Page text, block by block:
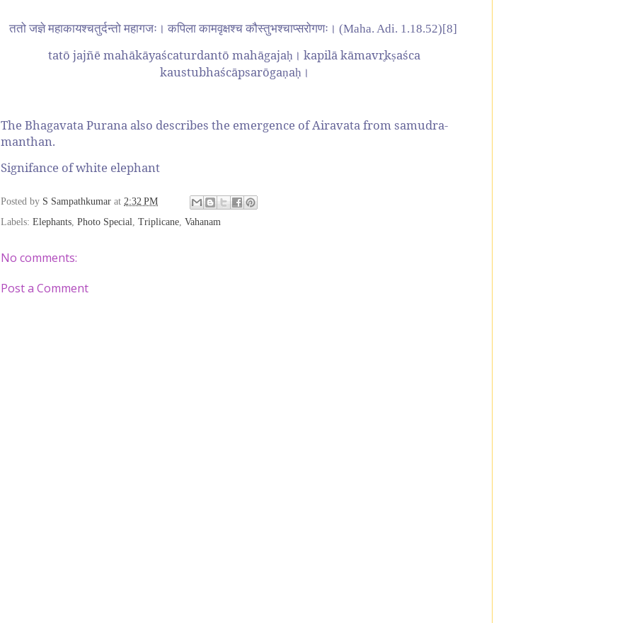
ततो जज्ञे महाकायश्चतुर्दन्तो महागजः। कपिला कामवृक्षश्च कौस्तुभश्चाप्सरोगणः। (Maha. Adi. 1.18.52)[8]
tatō jajñē mahākāyaścaturdantō mahāgajaḥ। kapilā kāmavrkṣaśca
kaustubhaścāpsarōgaṇaḥ।
The Bhagavata Purana also describes the emergence of Airavata from samudra-
manthan.
Signifance of white elephant
Posted by S Sampathkumar at 2:32 PM
Labels: Elephants, Photo Special, Triplicane, Vahanam
No comments:
Post a Comment